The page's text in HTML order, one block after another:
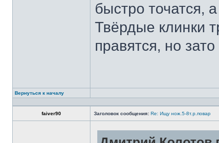
быстро точатся,
Твёрдые клинки
правятся, но
Вернуться к началу
faiver90 Заголовок сообщения: Re: Ищу нож.5-8т.р.повар